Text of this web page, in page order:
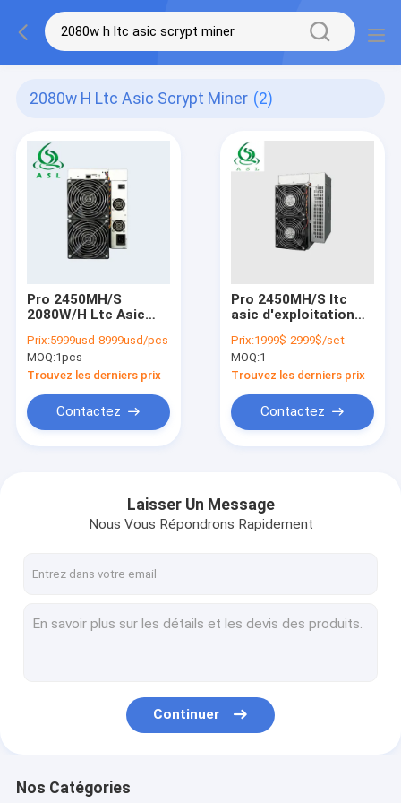
2080w H Ltc Asic Scrypt Miner (2)
Pro 2450MH/S
2080W/H Ltc Asic
Goldshell LT5
Prix:5999usd-8999usd/pcs
MOQ:1pcs
Trouvez les derniers prix
Contactez
Pro 2450MH/S ltc
asic d'exploitation
LT5 2080W/h Scrypt
Prix:1999$-2999$/set
MOQ:1
Trouvez les derniers prix
Contactez
Laisser Un Message
Nous Vous Répondrons Rapidement
Continuer
Nos Catégories